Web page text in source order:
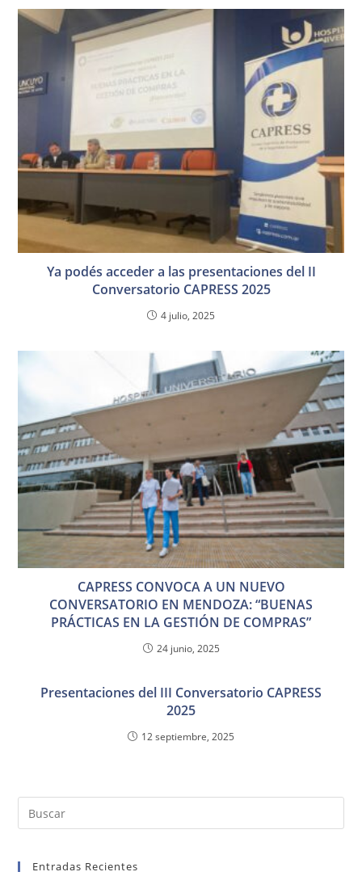
Ya podés acceder a las presentaciones del II
Conversatorio CAPRESS 2025
4 julio, 2025
CAPRESS CONVOCA A UN NUEVO
CONVERSATORIO EN MENDOZA: “BUENAS
PRÁCTICAS EN LA GESTIÓN DE COMPRAS”
24 junio, 2025
Presentaciones del III Conversatorio CAPRESS
2025
12 septiembre, 2025
Entradas Recientes